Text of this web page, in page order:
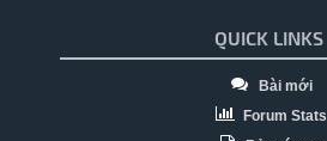
QUICK LINKS
Bài mới
Forum Stats